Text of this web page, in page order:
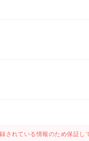
されている情報のため保証